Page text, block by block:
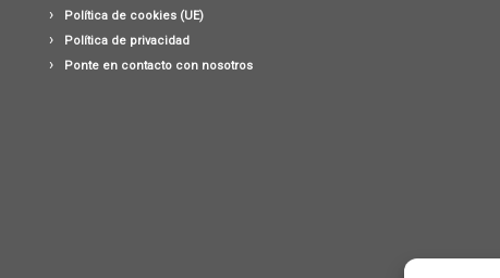
Política de cookies (UE)
Política de privacidad
Ponte en contacto con nosotros